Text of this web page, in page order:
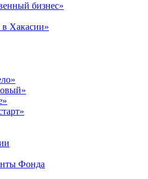
бизнес»
Хакасии»
Фонда